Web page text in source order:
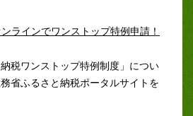
ラインでワンストップ特例申請！
税ワンストップ特例制度」につい
省ふるさと納税ポータルサイトを